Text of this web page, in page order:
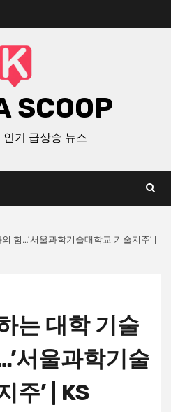
SCOOP
기 급상승 뉴스
힘…’서울과학기술대학교 기술지주’ |
는 대학 기술
서울과학기술
주’ | KS